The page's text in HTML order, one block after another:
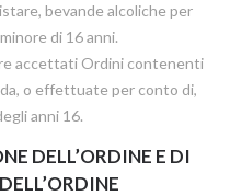
bevande alcoliche per
di 16 anni.
accettati Ordini contenenti
o effettuate per conto di,
anni 16.
DELL’ORDINE E DI